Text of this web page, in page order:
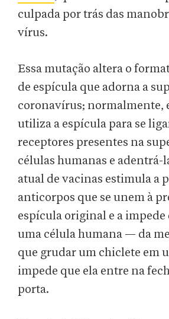
culpada por trás das
vírus.
Essa mutação altera o
de espícula que adorna a
coronavírus; normalmente,
utiliza a espícula para se
receptores presentes na
células humanas e adentrá-
atual de vacinas estimula a
anticorpos que se unem à
espícula original e a impede
uma célula humana — da
que grudar um chiclete em
impede que ela entre na
porta.